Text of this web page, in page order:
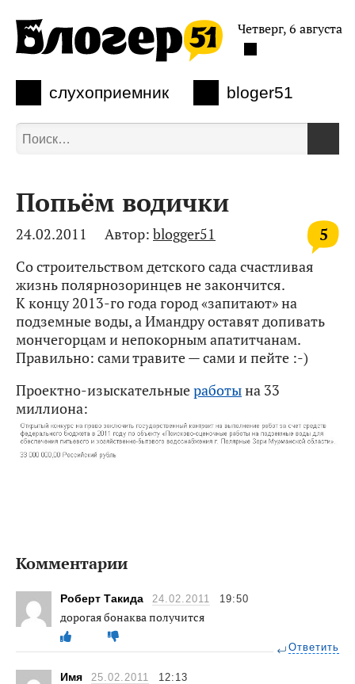
слухоприемник bloger51
Четверг, 6 августа
Попьём водички
5
24.02.2011 Автор: blogger51
Со строительством детского сада счастливая
жизнь полярнозоринцев не закончится.
К концу 2013-го года город «запитают» на
подземные воды, а Имандру оставят допивать
мончегорцам и непокорным апатитчанам.
Правильно: сами травите — сами и пейте :-)
Проектно-изыскательныеработына 33
миллиона:
Комментарии
Роберт Такида 24.02.2011 19:50
дорогая бонаква получится
Ответить
Имя 25.02.2011 12:13